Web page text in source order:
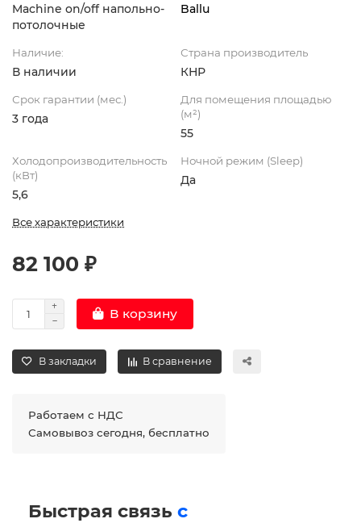
Machine on/off напольно-
потолочные
Ballu
Наличие:
В наличии
Страна производитель
КНР
Срок гарантии (мес.)
3 года
Для помещения площадью
(м²)
55
Холодопроизводительность
(кВт)
5,6
Ночной режим (Sleep)
Да
Все характеристики
82 100 ₽
В корзину
В закладки В сравнение
Работаем с НДС
Самовывоз сегодня, бесплатно
Быстрая связь с